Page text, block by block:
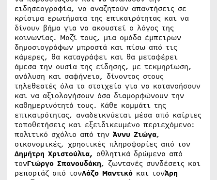
ειδησεογραφία, να αναζητούν απαντήσεις σε
κρίσιμα ερωτήματα της επικαιρότητας και να
δίνουν βήμα για να ακουστεί ο λόγος της
κοινωνίας. Μαζί τους, μια ομάδα έμπειρων
δημοσιογράφων μπροστά και πίσω από τις
κάμερες, θα καταγράφει και θα μεταφέρει
άμεσα την ουσία της είδησης, με τεκμηρίωση,
ανάλυση και σαφήνεια, δίνοντας στους
τηλεθεατές όλα τα στοιχεία για να κατανοήσουν
και να αξιολογήσουν όσα διαμορφώνουν την
καθημερινότητά τους. Κάθε κομμάτι της
επικαιρότητας, αναδεικνύεται μέσα από καίριες
τοποθετήσεις και εξειδικευμένο περιεχόμενο:
πολιτικό σχόλιο από την Άννυ Ζιώγα,
οικονομικές, χρηστικές πληροφορίες από τον
Δημήτρη Χριστούλια, αθλητικά δρώμενα από
τονΓιώργο Σπανουδάκη, ζωντανές συνδέσεις και
ρεπορτάζ από τονΛάζο Μαντικό και τονΆρη